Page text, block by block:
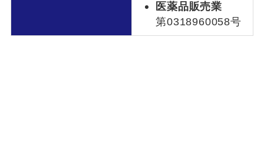
医薬品販売業
第0318960058号